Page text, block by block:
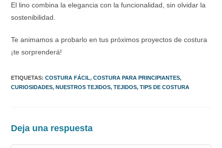
El lino combina la elegancia con la funcionalidad, sin olvidar la
sostenibilidad.
Te animamos a probarlo en tus próximos proyectos de costura
¡te sorprenderá!
ETIQUETAS:COSTURA FÁCIL, COSTURA PARA PRINCIPIANTES,
CURIOSIDADES, NUESTROS TEJIDOS, TEJIDOS, TIPS DE COSTURA
Deja una respuesta